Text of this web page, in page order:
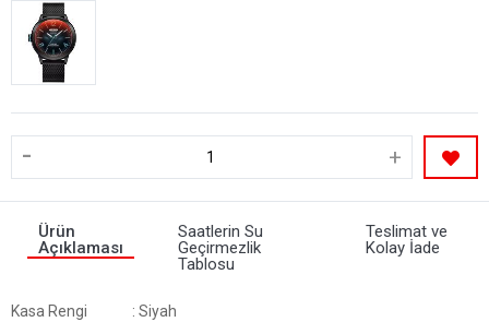
- +
Ürün
Açıklaması
Saatlerin Su
Geçirmezlik
Tablosu
Teslimat ve
Kolay İade
Kasa Rengi
: Siyah